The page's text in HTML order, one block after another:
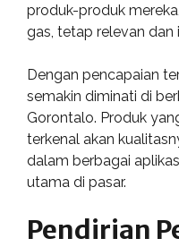
produk-produk
gas, tetap relevan
Dengan pencapaian
semakin diminati di
Gorontalo. Produk
terkenal akan
dalam berbagai
utama di pasar.
Pendirian